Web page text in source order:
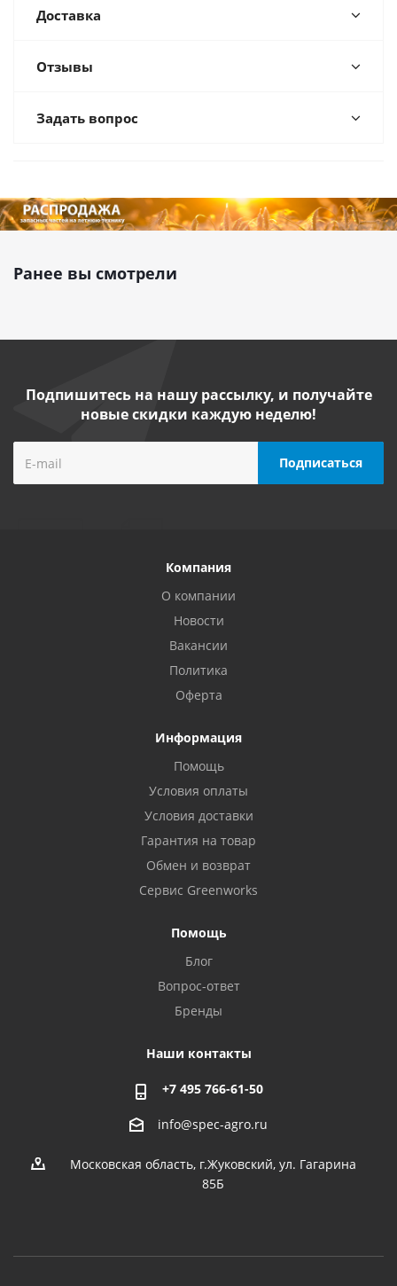
Доставка
Отзывы
Задать вопрос
Ранее вы смотрели
Подпишитесь на нашу рассылку, и получайте
новые скидки каждую неделю!
Компания
О компании
Новости
Вакансии
Политика
Оферта
Информация
Помощь
Условия оплаты
Условия доставки
Гарантия на товар
Обмен и возврат
Сервис Greenworks
Помощь
Блог
Вопрос-ответ
Бренды
Наши контакты
+7 495 766-61-50
info@spec-agro.ru
Московская область, г.Жуковский, ул. Гагарина
85Б